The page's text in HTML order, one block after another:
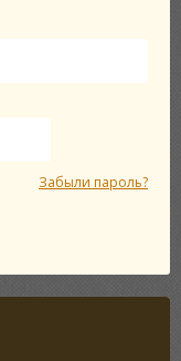
Забыли пароль?